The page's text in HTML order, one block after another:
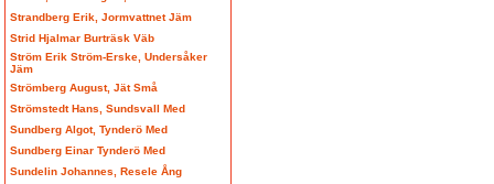
Strandberg Erik, Jormvattnet Jäm
Strid Hjalmar Burträsk Väb
Ström Erik Ström-Erske, Undersåker
Jäm
Strömberg August, Jät Små
Strömstedt Hans, Sundsvall Med
Sundberg Algot, Tynderö Med
Sundberg Einar Tynderö Med
Sundelin Johannes, Resele Ång